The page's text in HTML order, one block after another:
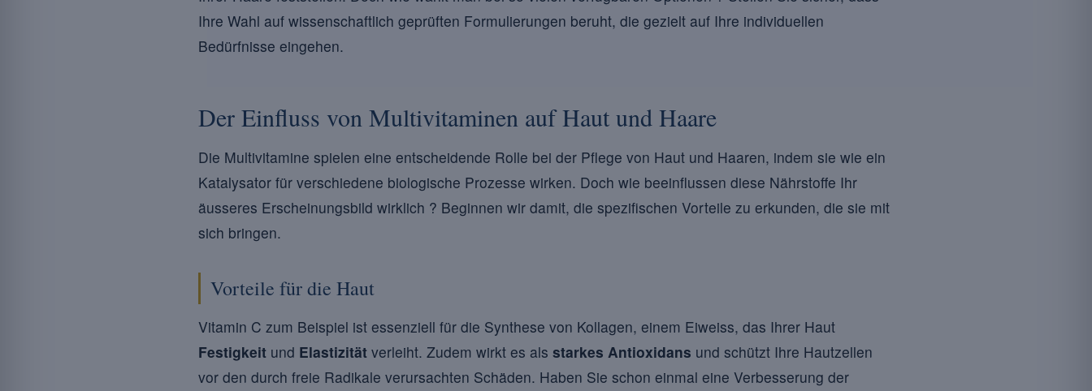
Ihre Wahl auf wissenschaftlich geprüften Formulierungen beruht, die gezielt auf Ihre individuellen
Bedürfnisse eingehen.
Der Einfluss von Multivitaminen auf Haut und Haare
Die Multivitamine spielen eine entscheidende Rolle bei der Pflege von Haut und Haaren, indem sie wie ein
Katalysator für verschiedene biologische Prozesse wirken. Doch wie beeinflussen diese Nährstoffe Ihr
äusseres Erscheinungsbild wirklich ? Beginnen wir damit, die spezifischen Vorteile zu erkunden, die sie mit
sich bringen.
Vorteile für die Haut
Vitamin C zum Beispiel ist essenziell für die Synthese von Kollagen, einem Eiweiss, das Ihrer Haut
Festigkeit und Elastizität verleiht. Zudem wirkt es als starkes Antioxidans und schützt Ihre Hautzellen
vor den durch freie Radikale verursachten Schäden. Haben Sie schon einmal eine Verbesserung der